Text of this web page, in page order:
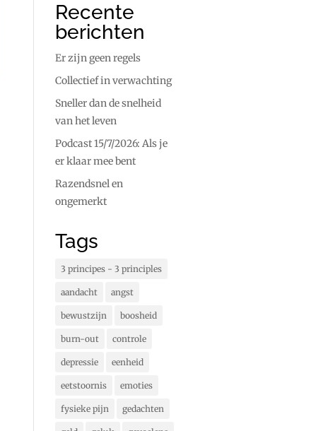
Recente
berichten
Er zijn geen regels
Collectief in verwachting
Sneller dan de snelheid
van het leven
Podcast 15/7/2026: Als je
er klaar mee bent
Razendsnel en
ongemerkt
Tags
3 principes - 3 principles
aandacht angst
bewustzijn boosheid
burn-out controle
depressie eenheid
eetstoornis emoties
fysieke pijn gedachten